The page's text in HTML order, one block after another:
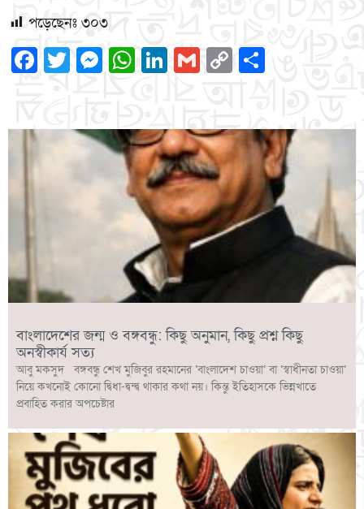
পড়েছেনঃ ৩০৩
Facebook
Twitter
Messenger
WhatsApp
LinkedIn
GmailCopyShare
বাংলাদেশের জন্ম ও বঙ্গবন্ধু: কিছু অনুমান, কিছু প্রশ্ন কিছু
অনস্বীকার্য সত্য
আবু মকসুদ বঙ্গবন্ধু শেখ মুজিবুর রহমানের ‘বাংলাদেশ চাওয়া’ বা ‘স্বাধীনতা চাওয়া’
নিয়ে কখনোই কোনো দ্বিধা-দ্বন্দ্ব থাকার কথা নয়। কিন্তু ইতিহাসকে ভিন্নখাতে
প্রবাহিত করার অপচেষ্টার